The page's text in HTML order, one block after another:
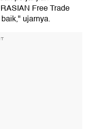
Free Trade
ujarnya.